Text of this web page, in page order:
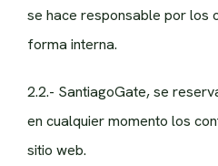
se hace responsable por los
forma interna.
2.2.- SantiagoGate, se
en cualquier momento los
sitio web.